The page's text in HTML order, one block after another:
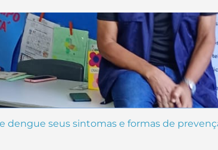
dengue seus sintomas e formas de